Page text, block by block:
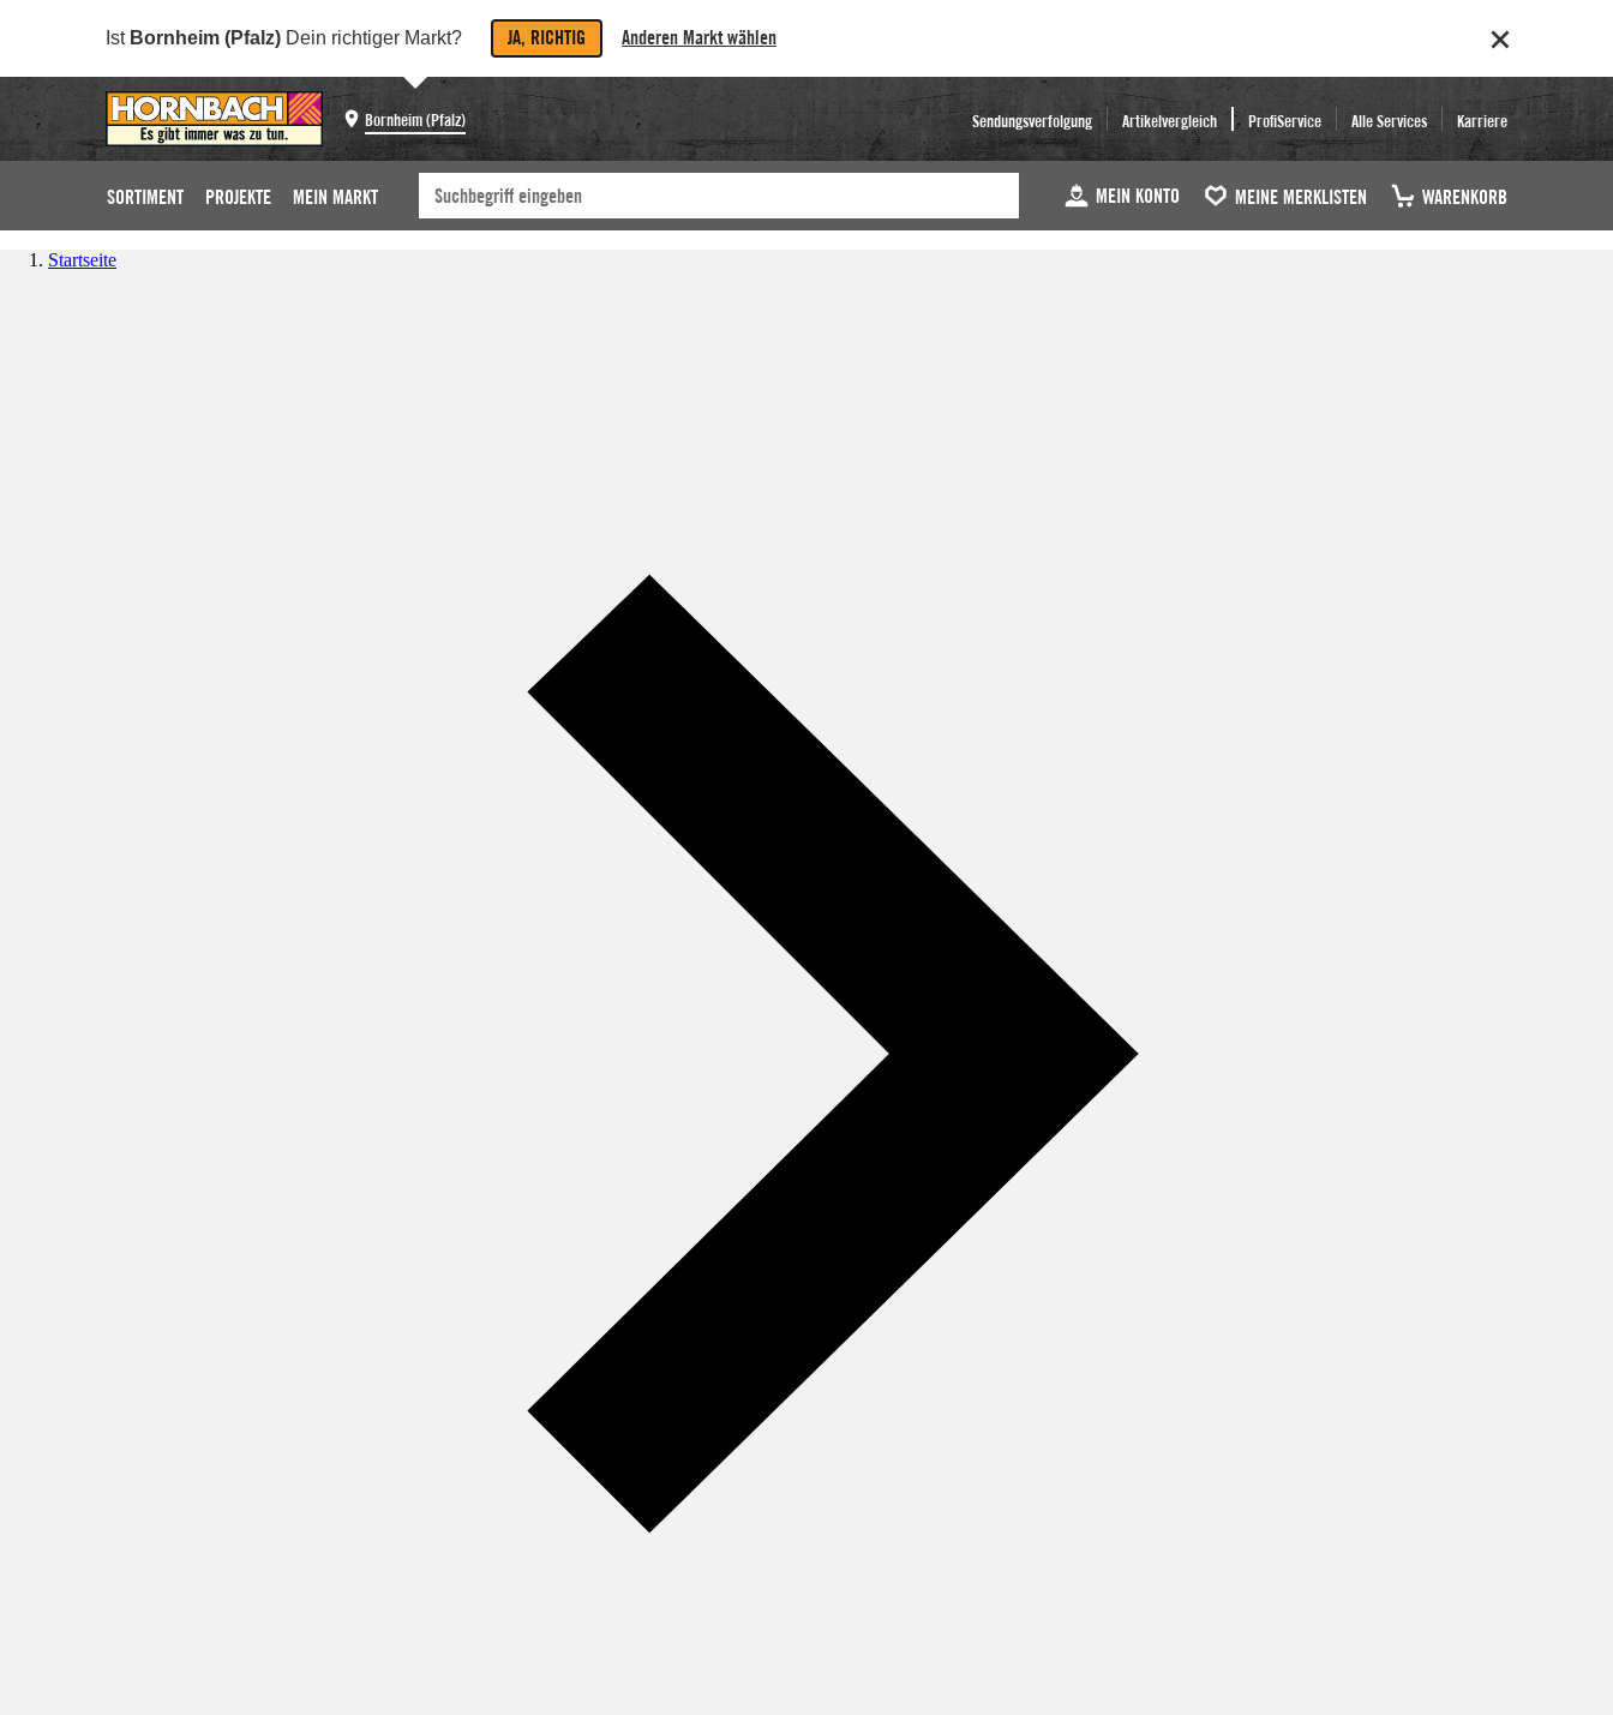
Ist Bornheim (Pfalz) Dein richtiger Markt? JA, RICHTIG Anderen Markt wählen
Bornheim (Pfalz) Sendungsverfolgung Artikelvergleich ProfiService Alle Services Karriere
SORTIMENT PROJEKTE MEIN MARKT MEIN KONTO MEINE MERKLISTEN WARENKORB
Startseite